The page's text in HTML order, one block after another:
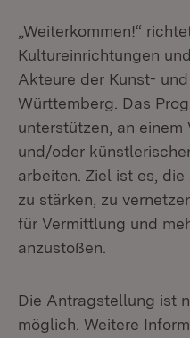
„Weiterkommen!“
Kultureinrichtungen
Akteure der Kunst-
Württemberg. Das
unterstützen, an
und/oder
arbeiten. Ziel ist es,
zu stärken, zu
für Vermittlung und
anzustoßen.
Die Antragstellung ist
möglich. Weitere